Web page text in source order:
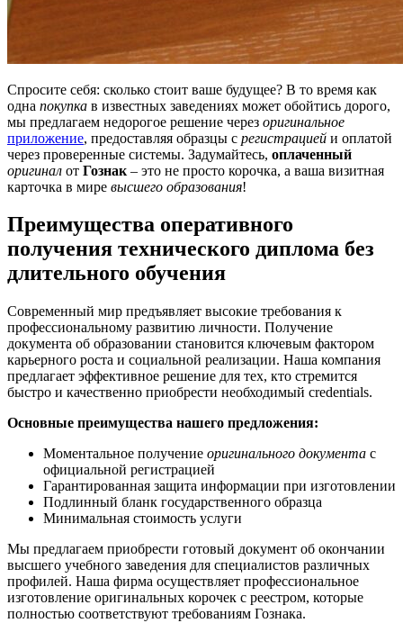
Спросите себя: сколько стоит ваше будущее? В то время как
одна покупка в известных заведениях может обойтись дорого,
мы предлагаем недорогое решение через оригинальное
приложение, предоставляя образцы с регистрацией и оплатой
через проверенные системы. Задумайтесь, оплаченный
оригинал от Гознак – это не просто корочка, а ваша визитная
карточка в мире высшего образования!
Преимущества оперативного
получения технического диплома без
длительного обучения
Современный мир предъявляет высокие требования к
профессиональному развитию личности. Получение
документа об образовании становится ключевым фактором
карьерного роста и социальной реализации. Наша компания
предлагает эффективное решение для тех, кто стремится
быстро и качественно приобрести необходимый credentials.
Основные преимущества нашего предложения:
Моментальное получение оригинального документа с
официальной регистрацией
Гарантированная защита информации при изготовлении
Подлинный бланк государственного образца
Минимальная стоимость услуги
Мы предлагаем приобрести готовый документ об окончании
высшего учебного заведения для специалистов различных
профилей. Наша фирма осуществляет профессиональное
изготовление оригинальных корочек с реестром, которые
полностью соответствуют требованиям Гознака.